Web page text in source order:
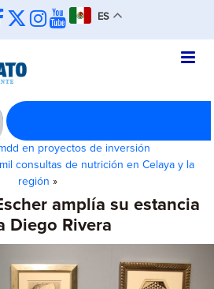
ES
en proyectos de inversión
consultas de nutrición en Celaya y la
región »
amplía su estancia
Diego Rivera